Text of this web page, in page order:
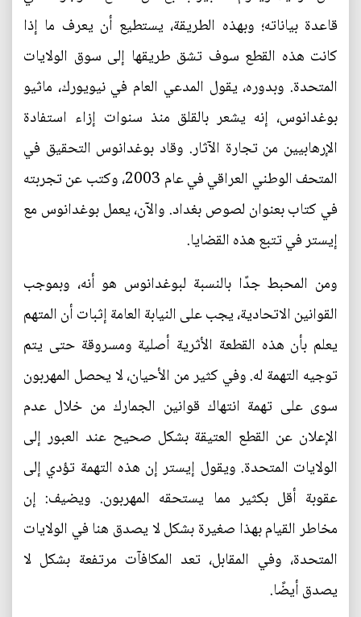
قاعدة بياناته؛ وبهذه الطريقة، يستطيع أن يعرف ما إذا
كانت هذه القطع سوف تشق طريقها إلى سوق الولايات
المتحدة. وبدوره، يقول المدعي العام في نيويورك، ماثيو
بوغدانوس، إنه يشعر بالقلق منذ سنوات إزاء استفادة
الإرهابيين من تجارة الآثار. وقاد بوغدانوس التحقيق في
المتحف الوطني العراقي في عام 2003، وكتب عن تجربته
في كتاب بعنوان لصوص بغداد. والآن، يعمل بوغدانوس مع
إيستر في تتبع هذه القضايا.
ومن المحبط جدًا بالنسبة لبوغدانوس هو أنه، وبموجب
القوانين الاتحادية، يجب على النيابة العامة إثبات أن المتهم
يعلم بأن هذه القطعة الأثرية أصلية ومسروقة حتى يتم
توجيه التهمة له. وفي كثير من الأحيان، لا يحصل المهربون
سوى على تهمة انتهاك قوانين الجمارك من خلال عدم
الإعلان عن القطع العتيقة بشكل صحيح عند العبور إلى
الولايات المتحدة. ويقول إيستر إن هذه التهمة تؤدي إلى
عقوبة أقل بكثير مما يستحقه المهربون. ويضيف: إن
مخاطر القيام بهذا صغيرة بشكل لا يصدق هنا في الولايات
المتحدة، وفي المقابل، تعد المكافآت مرتفعة بشكل لا
يصدق أيضًا.